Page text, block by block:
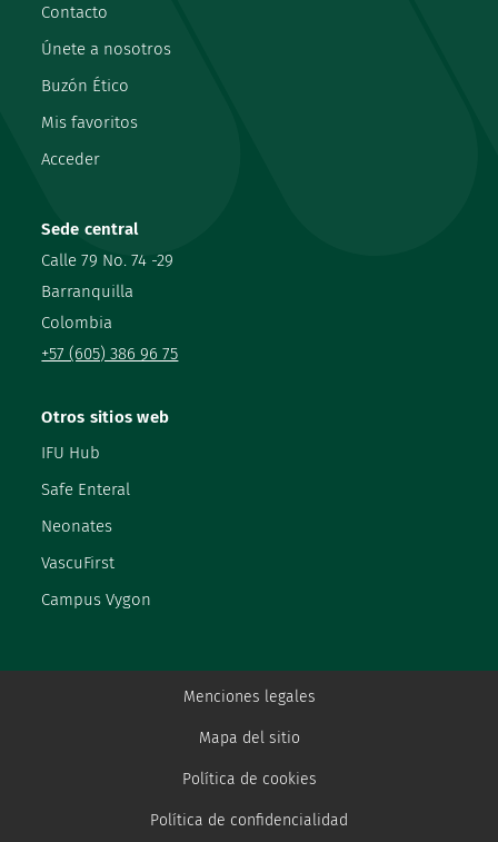
Sede central
Calle 79 No. 74 -29
Barranquilla
Colombia
+57 (605) 386 96 75
Contacto
Únete a nosotros
Buzón Ético
Mis favoritos
Acceder
Otros sitios web
IFU Hub
Safe Enteral
Neonates
VascuFirst
Campus Vygon
Menciones legales
Mapa del sitio
Política de cookies
Política de confidencialidad